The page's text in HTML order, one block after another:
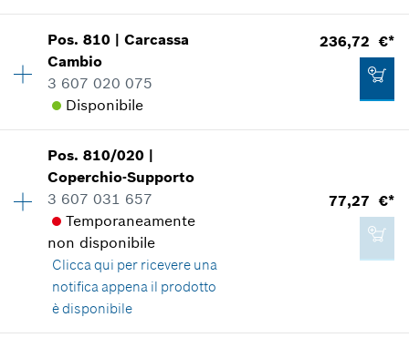
Aggiungere al carrello
213,06 €*
*Inclusa IVA
Aggiungere al carrello
Gruppo prezzo:34
Informazioni parti di ricambio
Applicazione del ricambio
37,53 €*
*Inclusa IVA
Pos.810 |Carcassa
Cambio
3 607 020 075
Disponibile
236,72 €*
Disponibilità 1
Gruppo prezzo:51
Informazioni parti di ricambio
Applicazione del ricambio
Mostrare nell'illustrazione
Pos.810/020 |
Coperchio-Supporto
3 607 031 657
Temporaneamente
non disponibile
Clicca qui per ricevere una
notifica appena il prodotto
è disponibile
77,27 €*